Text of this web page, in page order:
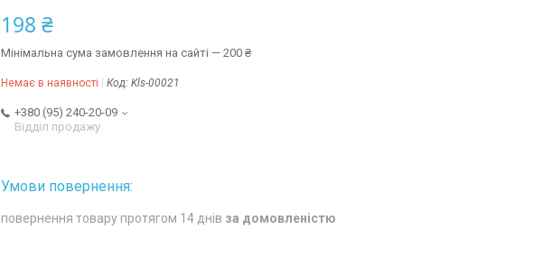
198 ₴
Мінімальна сума замовлення на сайті — 200 ₴
Немає в наявності Код: Kls-00021
+380 (95) 240-20-09
Відділ продажу
повернення товару протягом 14 днів за домовленістю